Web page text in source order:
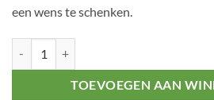
een wens te schenken.
TOEVOEGEN AAN